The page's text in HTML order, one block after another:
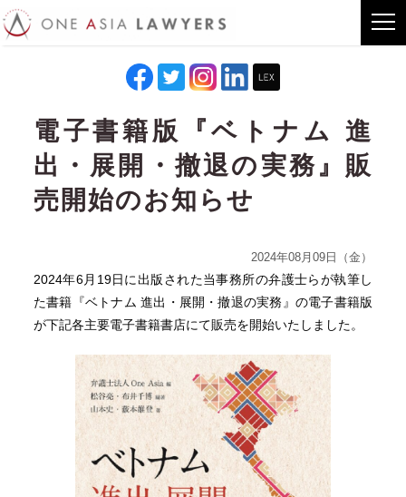
電子書籍版『ベトナム 進
出・展開・撤退の実務』販
売開始のお知らせ
2024年08月09日（金）
2024年6月19日に出版された当事務所の弁護士らが執筆し
た書籍『ベトナム 進出・展開・撤退の実務』の電子書籍版
が下記各主要電子書籍書店にて販売を開始いたしました。